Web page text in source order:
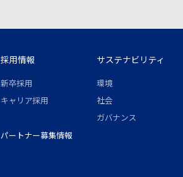
採用情報
新卒採用
キャリア採用
パートナー募集情報
サステナビリティ
環境
社会
ガバナンス